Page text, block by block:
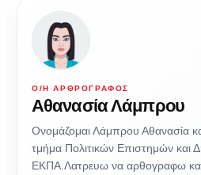
Ο/Η ΑΡΘΡΟΓΡΆΦΟΣ
Αθανασία Λάμπρου
Ονομάζομαι Λάμπρου Αθανασία
τμήμα Πολιτικών Επιστημών και
ΕΚΠΑ.Λατρευω να αρθογραφω